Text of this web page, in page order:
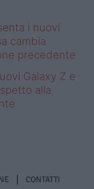
i nuovi
cambia
precedente
Galaxy Z e
alla
CONTATTI